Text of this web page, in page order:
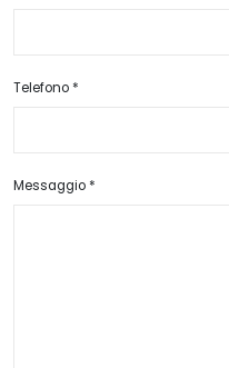
Telefono *
Messaggio *